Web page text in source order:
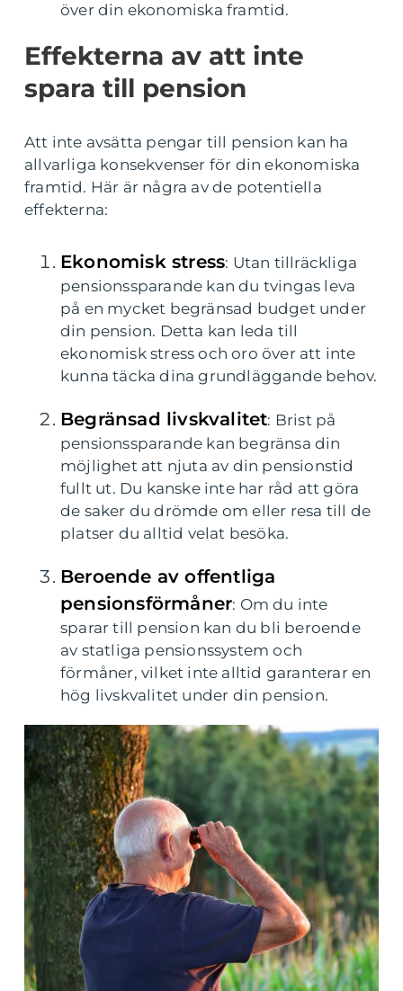
över din ekonomiska framtid.
Effekterna av att inte
spara till pension
Att inte avsätta pengar till pension kan ha
allvarliga konsekvenser för din ekonomiska
framtid. Här är några av de potentiella
effekterna:
Ekonomisk stress: Utan tillräckliga
pensionssparande kan du tvingas leva
på en mycket begränsad budget under
din pension. Detta kan leda till
ekonomisk stress och oro över att inte
kunna täcka dina grundläggande behov.
Begränsad livskvalitet: Brist på
pensionssparande kan begränsa din
möjlighet att njuta av din pensionstid
fullt ut. Du kanske inte har råd att göra
de saker du drömde om eller resa till de
platser du alltid velat besöka.
Beroende av offentliga
pensionsförmåner: Om du inte
sparar till pension kan du bli beroende
av statliga pensionssystem och
förmåner, vilket inte alltid garanterar en
hög livskvalitet under din pension.